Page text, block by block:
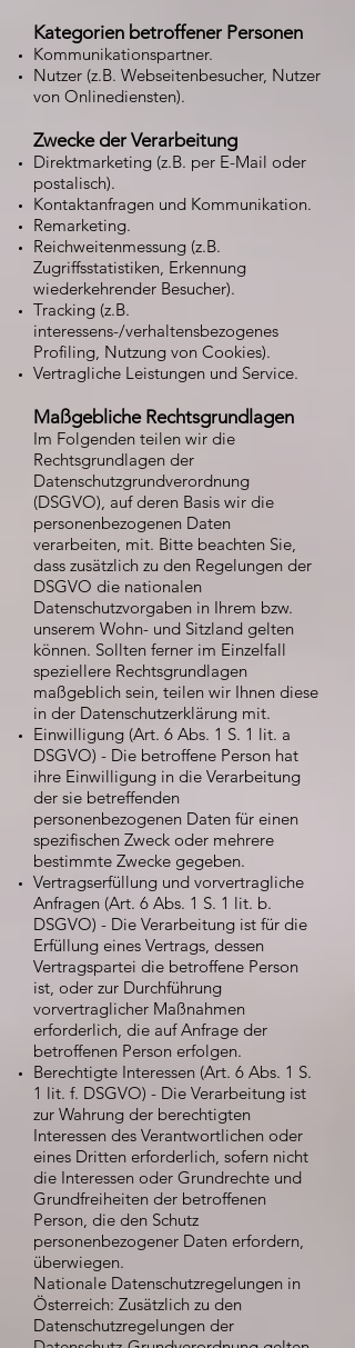
Kategorien betroffener Personen
Kommunikationspartner.
Nutzer (z.B. Webseitenbesucher, Nutzer
von Onlinediensten).
Zwecke der Verarbeitung
Direktmarketing (z.B. per E-Mail oder
postalisch).
Kontaktanfragen und Kommunikation.
Remarketing.
Reichweitenmessung (z.B.
Zugriffsstatistiken, Erkennung
wiederkehrender Besucher).
Tracking (z.B.
interessens-/verhaltensbezogenes
Profiling, Nutzung von Cookies).
Vertragliche Leistungen und Service.
Maßgebliche Rechtsgrundlagen
Im Folgenden teilen wir die
Rechtsgrundlagen der
Datenschutzgrundverordnung
(DSGVO), auf deren Basis wir die
personenbezogenen Daten
verarbeiten, mit. Bitte beachten Sie,
dass zusätzlich zu den Regelungen der
DSGVO die nationalen
Datenschutzvorgaben in Ihrem bzw.
unserem Wohn- und Sitzland gelten
können. Sollten ferner im Einzelfall
speziellere Rechtsgrundlagen
maßgeblich sein, teilen wir Ihnen diese
in der Datenschutzerklärung mit.
Einwilligung (Art. 6 Abs. 1 S. 1 lit. a
DSGVO) - Die betroffene Person hat
ihre Einwilligung in die Verarbeitung
der sie betreffenden
personenbezogenen Daten für einen
spezifischen Zweck oder mehrere
bestimmte Zwecke gegeben.
Vertragserfüllung und vorvertragliche
Anfragen (Art. 6 Abs. 1 S. 1 lit. b.
DSGVO) - Die Verarbeitung ist für die
Erfüllung eines Vertrags, dessen
Vertragspartei die betroffene Person
ist, oder zur Durchführung
vorvertraglicher Maßnahmen
erforderlich, die auf Anfrage der
betroffenen Person erfolgen.
Berechtigte Interessen (Art. 6 Abs. 1 S.
1 lit. f. DSGVO) - Die Verarbeitung ist
zur Wahrung der berechtigten
Interessen des Verantwortlichen oder
eines Dritten erforderlich, sofern nicht
die Interessen oder Grundrechte und
Grundfreiheiten der betroffenen
Person, die den Schutz
personenbezogener Daten erfordern,
überwiegen.
Nationale Datenschutzregelungen in
Österreich: Zusätzlich zu den
Datenschutzregelungen der